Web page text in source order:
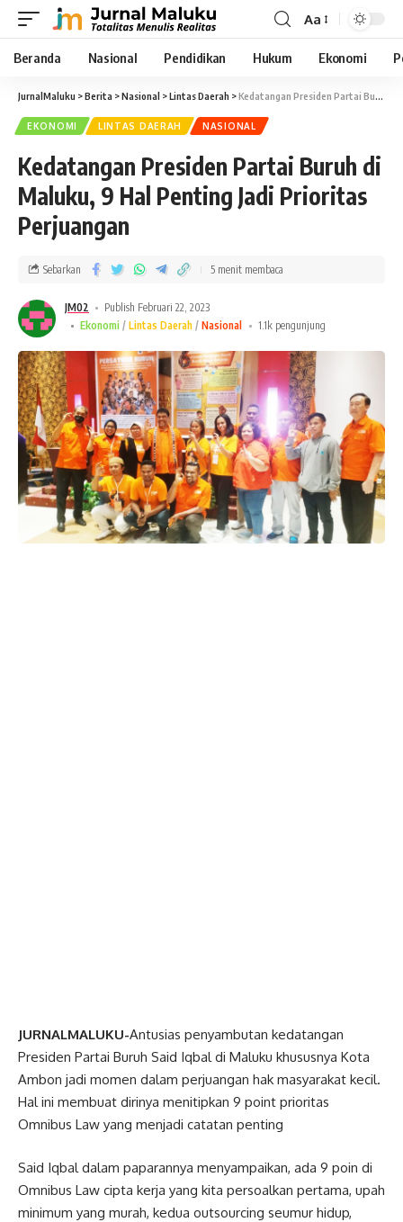
Aa
Beranda Nasional Pendidikan Hukum Ekonomi
JurnalMaluku >Berita >Nasional >Lintas Daerah >Kedatangan Presiden Partai Buruh di Maluku, 9 Hal Penting Jadi Prioritas Perjuangan
EKONOMI LINTAS DAERAH NASIONAL
Kedatangan Presiden Partai Buruh di
Maluku, 9 Hal Penting Jadi Prioritas
Perjuangan
JM02
Publish Februari 22, 2023
Ekonomi
Lintas Daerah Nasional 1.1k pengunjung
Sebarkan 5 menit membaca
JURNALMALUKU-Antusias penyambutan kedatangan
Presiden Partai Buruh Said Iqbal di Maluku khususnya Kota
Ambon jadi momen dalam perjuangan hak masyarakat kecil.
Hal ini membuat dirinya menitipkan 9 point prioritas
Omnibus Law yang menjadi catatan penting
Said Iqbal dalam paparannya menyampaikan, ada 9 poin di
Omnibus Law cipta kerja yang kita persoalkan pertama, upah
minimum yang murah, kedua outsourcing seumur hidup,